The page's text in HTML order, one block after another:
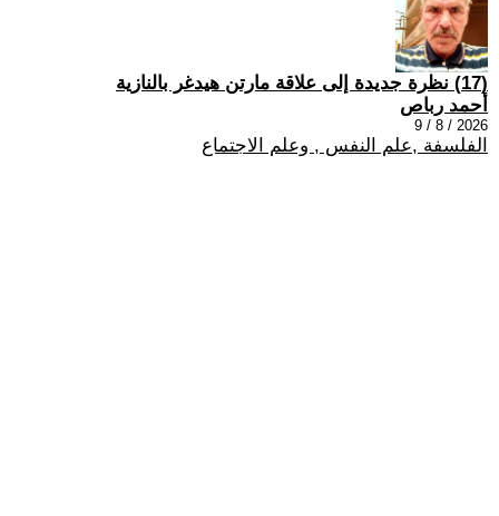
(17) نظرة جديدة إلى علاقة مارتن هيدغر بالنازية
أحمد رباص
2026 / 8 / 9
الفلسفة ,علم النفس , وعلم الاجتماع